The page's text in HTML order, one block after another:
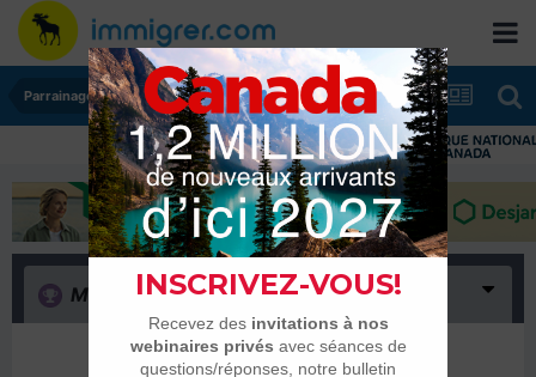
Parrainages et Mariages
Merci (0)
Il n’y a encore rien ici